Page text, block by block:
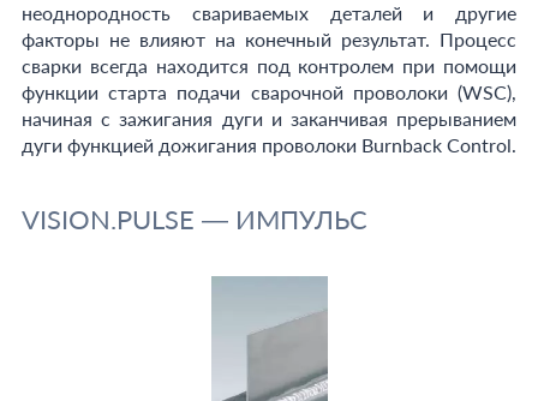
неоднородность свариваемых деталей и другие
факторы не влияют на конечный результат. Процесс
сварки всегда находится под контролем при помощи
функции старта подачи сварочной проволоки (WSC),
начиная с зажигания дуги и заканчивая прерыванием
дуги функцией дожигания проволоки Burnback Control.
VISION.PULSE — ИМПУЛЬС